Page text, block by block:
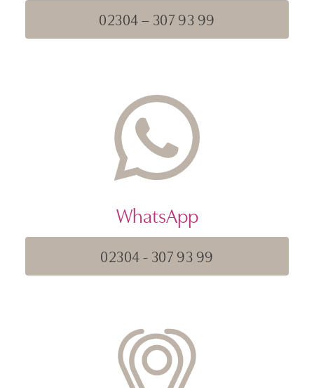
02304 – 307 93 99
WhatsApp
02304 - 307 93 99